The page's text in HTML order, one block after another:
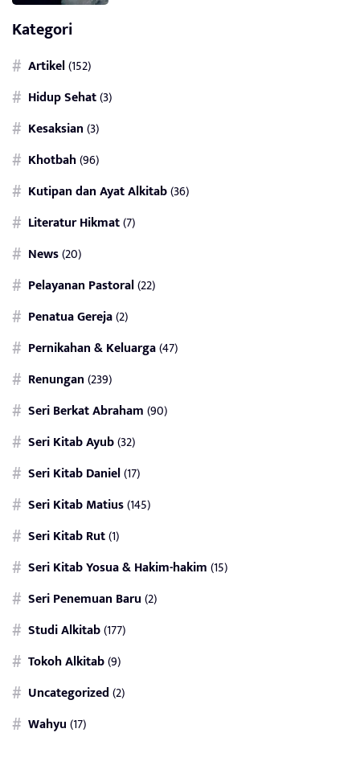
Kategori
Artikel(152)
Hidup Sehat(3)
Kesaksian(3)
Khotbah(96)
Kutipan dan Ayat Alkitab(36)
Literatur Hikmat(7)
News(20)
Pelayanan Pastoral(22)
Penatua Gereja(2)
Pernikahan & Keluarga(47)
Renungan(239)
Seri Berkat Abraham(90)
Seri Kitab Ayub(32)
Seri Kitab Daniel(17)
Seri Kitab Matius(145)
Seri Kitab Rut(1)
Seri Kitab Yosua & Hakim-hakim(15)
Seri Penemuan Baru(2)
Studi Alkitab(177)
Tokoh Alkitab(9)
Uncategorized(2)
Wahyu(17)